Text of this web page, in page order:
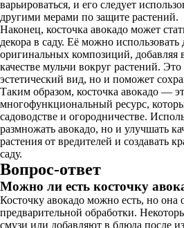
варьироваться, и его следует
другими мерами по защите растений.
Наконец, косточка авокадо может
декора в саду. Её можно использовать
оригинальных композиций,
качестве мульчи вокруг растений.
эстетический вид, но и поможет
Таким образом, косточка авокадо —
многофункциональный ресурс,
садоводстве и огородничестве.
размножать авокадо, но и улучшать
растения от вредителей и создавать
саду.
Вопрос-ответ
Можно ли есть косточку
Косточку авокадо можно есть, но она
предварительной обработки.
смузи или добавляют в блюда после